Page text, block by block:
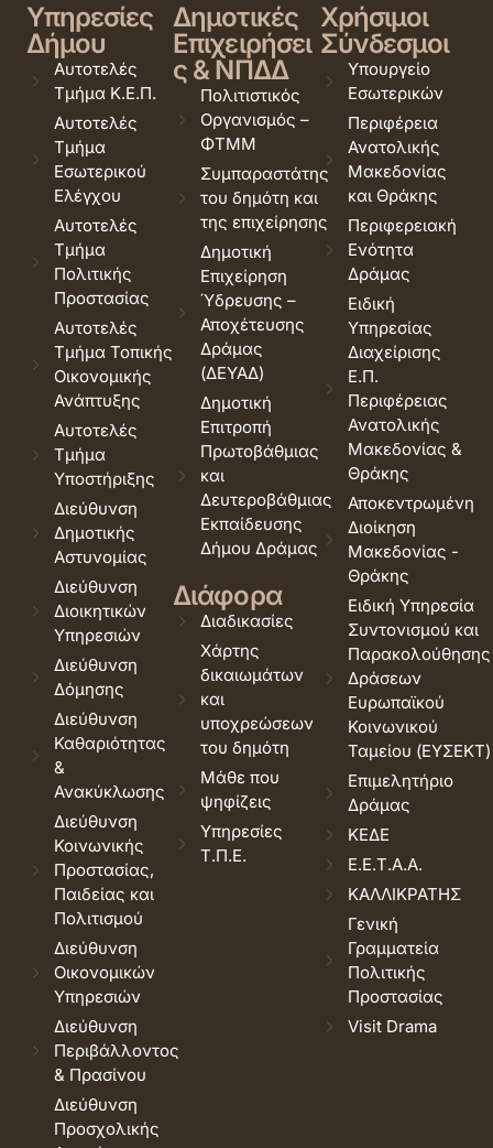
Υπηρεσίες
Δήμου
Αυτοτελές
Τμήμα Κ.Ε.Π.
Αυτοτελές
Τμήμα
Εσωτερικού
Ελέγχου
Αυτοτελές
Τμήμα
Πολιτικής
Προστασίας
Αυτοτελές
Τμήμα Τοπικής
Οικονομικής
Ανάπτυξης
Αυτοτελές
Τμήμα
Υποστήριξης
Διεύθυνση
Δημοτικής
Αστυνομίας
Διεύθυνση
Διοικητικών
Υπηρεσιών
Διεύθυνση
Δόμησης
Διεύθυνση
Καθαριότητας
&
Ανακύκλωσης
Διεύθυνση
Κοινωνικής
Προστασίας,
Παιδείας και
Πολιτισμού
Διεύθυνση
Οικονομικών
Υπηρεσιών
Διεύθυνση
Περιβάλλοντος
& Πρασίνου
Διεύθυνση
Προσχολικής
Δημοτικές
Επιχειρήσει
ς & ΝΠΔΔ
Πολιτιστικός
Οργανισμός –
ΦΤΜΜ
Συμπαραστάτης
του δημότη και
της επιχείρησης
Δημοτική
Επιχείρηση
Ύδρευσης –
Αποχέτευσης
Δράμας
(ΔΕΥΑΔ)
Δημοτική
Επιτροπή
Πρωτοβάθμιας
και
Δευτεροβάθμιας
Εκπαίδευσης
Δήμου Δράμας
Διάφορα
Διαδικασίες
Χάρτης
δικαιωμάτων
και
υποχρεώσεων
του δημότη
Μάθε που
ψηφίζεις
Υπηρεσίες
Τ.Π.Ε.
Χρήσιμοι
Σύνδεσμοι
Υπουργείο
Εσωτερικών
Περιφέρεια
Ανατολικής
Μακεδονίας
και Θράκης
Περιφερειακή
Ενότητα
Δράμας
Ειδική
Υπηρεσίας
Διαχείρισης
Ε.Π.
Περιφέρειας
Ανατολικής
Μακεδονίας &
Θράκης
Αποκεντρωμένη
Διοίκηση
Μακεδονίας -
Θράκης
Ειδική Υπηρεσία
Συντονισμού και
Παρακολούθησης
Δράσεων
Ευρωπαϊκού
Κοινωνικού
Ταμείου (ΕΥΣΕΚΤ)
Επιμελητήριο
Δράμας
ΚΕΔΕ
Ε.Ε.Τ.Α.Α.
ΚΑΛΛΙΚΡΑΤΗΣ
Γενική
Γραμματεία
Πολιτικής
Προστασίας
Visit Drama